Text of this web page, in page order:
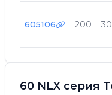
605106 200
60 NLX серия